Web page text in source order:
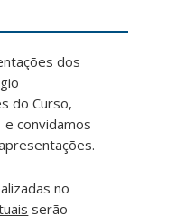
dos
do Curso,
convidamos
no
serão